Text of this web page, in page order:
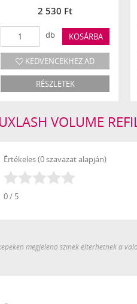
2 530 Ft
db KOSÁRBA
KEDVENCEKHEZ AD
RÉSZLETEK
VOLUME
Értékeles (0 szavazat alapján)
0 / 5
megjelenő színek eltérhetnek a